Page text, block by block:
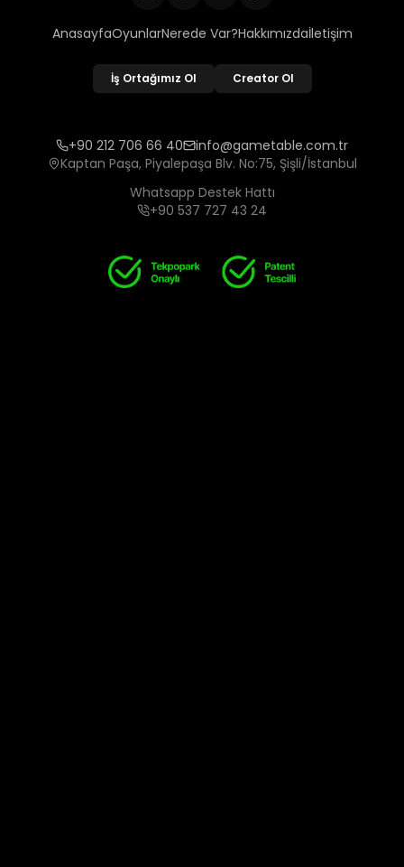
AnasayfaOyunlarNerede Var?Hakkımızdaİletişim
İş Ortağımız Ol Creator Ol
+90 212 706 66 40
info@gametable.com.tr
Kaptan Paşa, Piyalepaşa Blv. No:75, Şişli/İstanbul
Whatsapp Destek Hattı
+90 537 727 43 24